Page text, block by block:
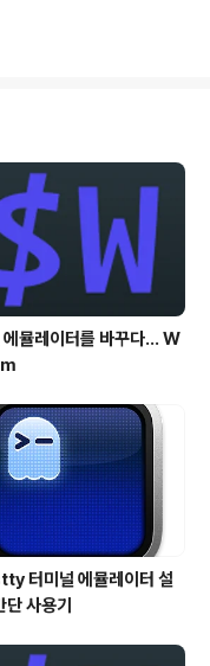
온
래
에,
특
에뮬레이터를 바꾸다... W
터미널 에뮬레이터 설
단 사용기